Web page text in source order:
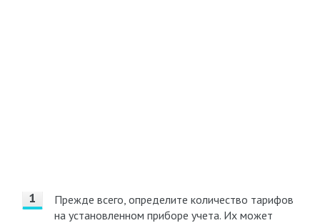
Прежде всего, определите количество тарифов
на установленном приборе учета. Их может